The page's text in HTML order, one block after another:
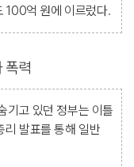
100억 원에 이르렀다.
폭력
기고 있던 정부는 이틀
리 발표를 통해 일반